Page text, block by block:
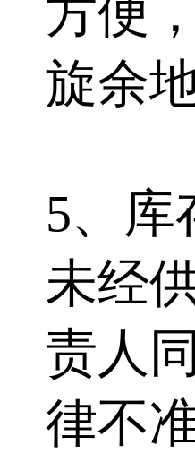
方便
旋余地
5、库
未经
责人
律不